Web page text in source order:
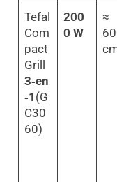
Tefal
Com
pact
Grill
3‑en
‑1 (G
C30
60)
200
0 W
≈